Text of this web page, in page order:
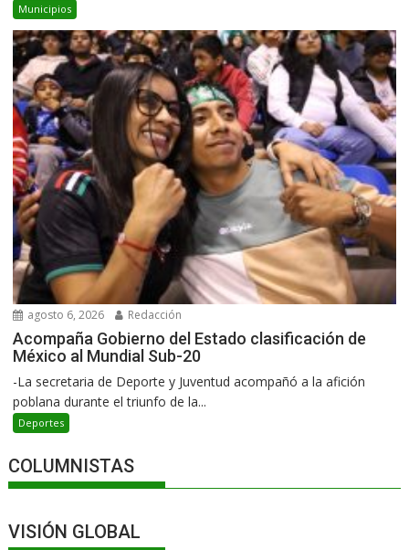
Municipios
agosto 6, 2026 Redacción
Acompaña Gobierno del Estado clasificación de
México al Mundial Sub-20
-La secretaria de Deporte y Juventud acompañó a la afición
poblana durante el triunfo de la...
Deportes
COLUMNISTAS
VISIÓN GLOBAL